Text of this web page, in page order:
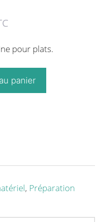
pour plats.
panier
, Préparation